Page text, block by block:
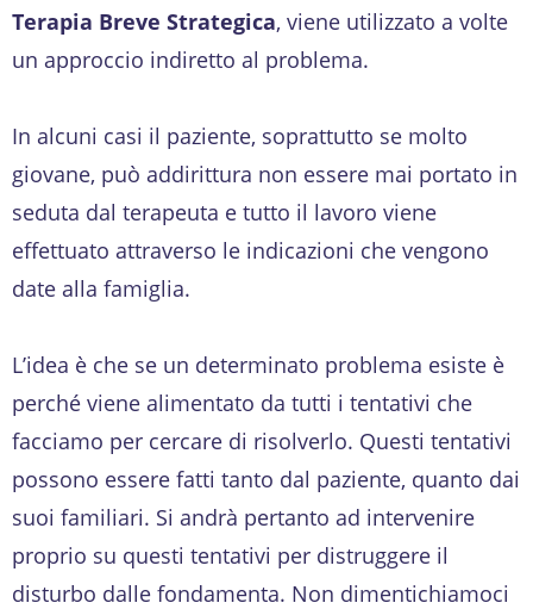
Terapia Breve Strategica, viene utilizzato a volte
un approccio indiretto al problema.
In alcuni casi il paziente, soprattutto se molto
giovane, può addirittura non essere mai portato in
seduta dal terapeuta e tutto il lavoro viene
effettuato attraverso le indicazioni che vengono
date alla famiglia.
L’idea è che se un determinato problema esiste è
perché viene alimentato da tutti i tentativi che
facciamo per cercare di risolverlo. Questi tentativi
possono essere fatti tanto dal paziente, quanto dai
suoi familiari. Si andrà pertanto ad intervenire
proprio su questi tentativi per distruggere il
disturbo dalle fondamenta. Non dimentichiamoci